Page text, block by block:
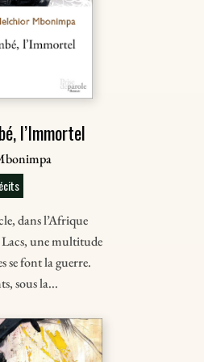
l’Immortel
dans l’Afrique
Lacs, une multitude
se font la guerre.
sous la...